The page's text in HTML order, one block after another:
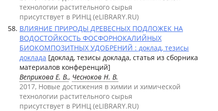
технологии растительного сырья
присутствует в РИНЦ (eLIBRARY.RU)
ВЛИЯНИЕ ПРИРОДЫ ДРЕВЕСНЫХ ПОДЛОЖЕК НА
ВОДОСТОЙКОСТЬ ФОСФОРНОКАЛИЙНЫХ
БИОКОМПОЗИТНЫХ УДОБРЕНИЙ : доклад, тезисы
доклада [доклад, тезисы доклада, статья из сборника
материалов конференций]
Веприкова Е. В., Чесноков Н. В.
2017, Новые достижения в химии и химической
технологии растительного сырья
присутствует в РИНЦ (eLIBRARY.RU)